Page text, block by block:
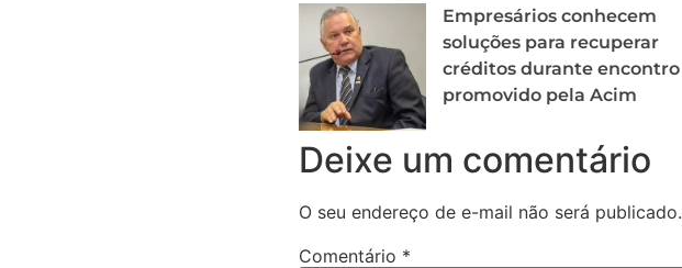
Empresários conhecem
soluções para recuperar
créditos durante encontro
promovido pela Acim
Deixe um comentário
O seu endereço de e-mail não será publicado.
Comentário *